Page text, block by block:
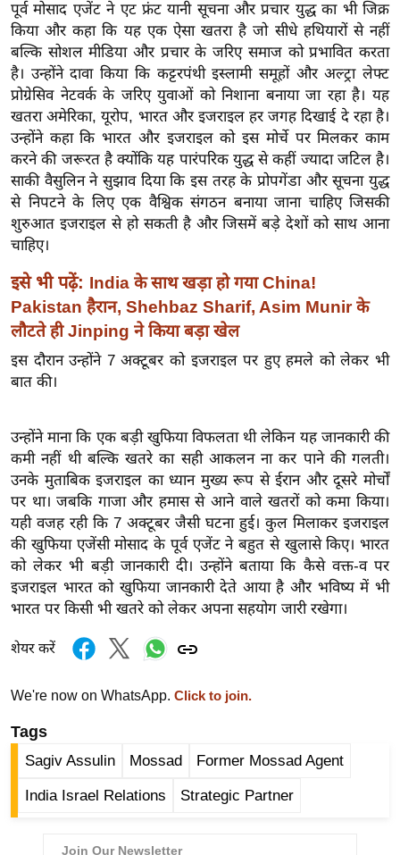
मि
सा
ल
श
ख्सि
य
त
यं
इं
डि
या
सा
हि
त्य
ज
ऑ
टो
व
र्ल्ड
न्यू
ज
ब्री
फ
म
रं
न
ज
त
पूर्व मोसाद एजेंट ने एट फ्रंट यानी सूचना और प्रचार युद्ध का भी जिक्र
किया और कहा कि यह एक ऐसा खतरा है जो सीधे हथियारों से नहीं
बल्कि सोशल मीडिया और प्रचार के जरिए समाज को प्रभावित करता
है। उन्होंने दावा किया कि कट्टरपंथी इस्लामी समूहों और अल्ट्रा लेफ्ट
प्रोग्रेसिव नेटवर्क के जरिए युवाओं को निशाना बनाया जा रहा है। यह
खतरा अमेरिका, यूरोप, भारत और इजराइल हर जगह दिखाई दे रहा है।
उन्होंने कहा कि भारत और इजराइल को इस मोर्चे पर मिलकर काम
करने की जरूरत है क्योंकि यह पारंपरिक युद्ध से कहीं ज्यादा जटिल है।
साकी वैसुलिन ने सुझाव दिया कि इस तरह के प्रोपगेंडा और सूचना युद्ध
से निपटने के लिए एक वैश्विक संगठन बनाया जाना चाहिए जिसकी
शुरुआत इजराइल से हो सकती है और जिसमें बड़े देशों को साथ आना
चाहिए।
इसे भी पढ़ें: India के साथ खड़ा हो गया China!
Pakistan हैरान, Shehbaz Sharif, Asim Munir के
लौटते ही Jinping ने किया बड़ा खेल
इस दौरान उन्होंने 7 अक्टूबर को इजराइल पर हुए हमले को लेकर भी
बात की।
उन्होंने माना कि एक बड़ी खुफिया विफलता थी लेकिन यह जानकारी की
कमी नहीं थी बल्कि खतरे का सही आकलन ना कर पाने की गलती।
उनके मुताबिक इजराइल का ध्यान मुख्य रूप से ईरान और दूसरे मोर्चों
पर था। जबकि गाजा और हमास से आने वाले खतरों को कमा किया।
यही वजह रही कि 7 अक्टूबर जैसी घटना हुई। कुल मिलाकर इजराइल
की खुफिया एजेंसी मोसाद के पूर्व एजेंट ने बहुत से खुलासे किए। भारत
को लेकर भी बड़ी जानकारी दी। उन्होंने बताया कि कैसे वक्त-व पर
इजराइल भारत को खुफिया जानकारी देते आया है और भविष्य में भी
भारत पर किसी भी खतरे को लेकर अपना सहयोग जारी रखेगा।
शेयर करें
We're now on WhatsApp. Click to join.
Tags
Sagiv Assulin Mossad Former Mossad Agent
India Israel Relations Strategic Partner